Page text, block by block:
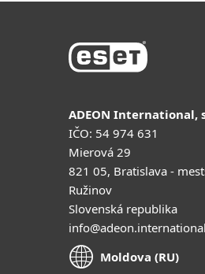
ADEON International,
IČO: 54 974 631
Mierová 29
821 05, Bratislava -
Ružinov
Slovenská republika
info@adeon.international
Moldova (RU)